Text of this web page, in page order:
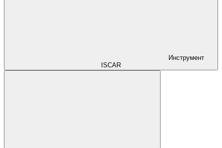
Инструмент
ISCAR